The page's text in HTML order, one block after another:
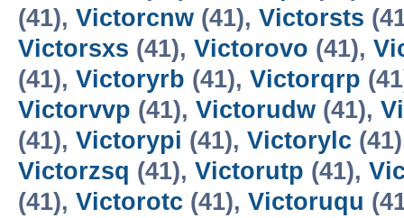
(41), Victorcnw (41), Victorsts
Victorsxs (41), Victorovo (41),
(41), Victoryrb (41), Victorqrp
Victorvvp (41), Victorudw (41),
(41), Victorypi (41), Victorylc
Victorzsq (41), Victorutp (41),
(41), Victorotc (41), Victoruqu